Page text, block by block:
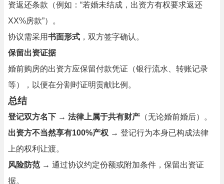
资返还条款（例如：“若婚未结成，出资方有权要求返还
XX%房款”）。
协议需采用书面形式 ，双方签字确认。
保留出资证据
婚前购房的出资方应保留付款凭证（银行流水、转账记录
等），以便在分割时证明贡献比例。
总结
登记双方名下 → 法律上属于共有财产 （无论婚前婚后）。
出资方不当然享有100%产权 → 登记行为本身已构成法律
上的权利让渡。
风险防范→ 通过协议约定份额或附加条件，保留出资证
据。